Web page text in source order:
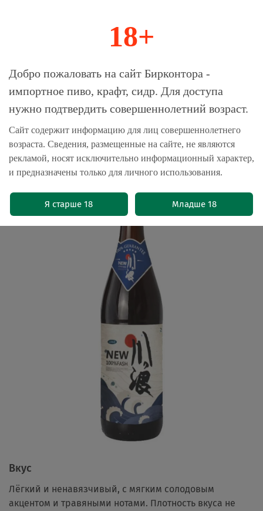
Магазин-Склад импортного пива, крафта и
Главная Новые поступления
Пиво Чуанлан Нью Фэш / Chuanlang
New Fash 0.45 - стекло
Вкус
Лёгкий и ненавязчивый, с мягким солодовым
акцентом и травяными нотами. Плотность вкуса не
18+
Добро пожаловать на сайт Бирконтора -
импортное пиво, крафт, сидр. Для доступа
нужно подтвердить совершеннолетний возраст.
Сайт содержит информацию для лиц совершеннолетнего
возраста. Сведения, размещенные на сайте, не являются
рекламой, носят исключительно информационный характер,
и предназначены только для личного использования.
Я старше 18 Младше 18